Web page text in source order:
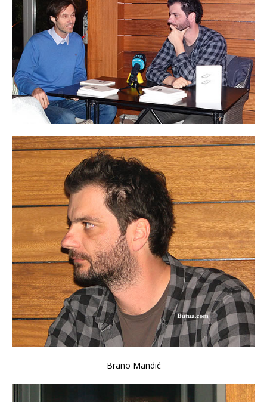
Brano Mandić